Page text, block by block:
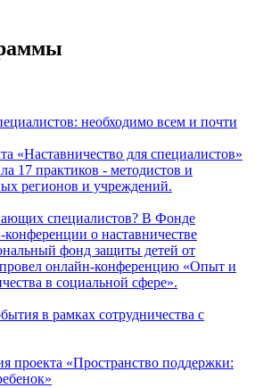
необходимо всем и почти
«Наставничество для специалистов»
17 практиков - методистов и
регионов и учреждений.
специалистов? В Фонде
о наставничестве
фонд защиты детей от
онлайн-конференцию «Опыт и
в социальной сфере».
в рамках сотрудничества с
проекта «Пространство поддержки: